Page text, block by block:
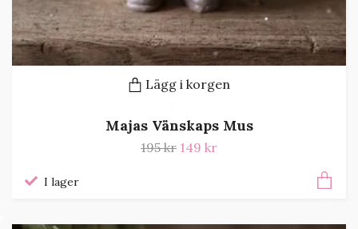
Lägg i korgen
Majas Vänskaps Mus
195 kr 149 kr
I lager